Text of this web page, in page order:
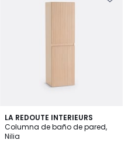
LA REDOUTE INTERIEURS
Columna de baño de pared,
Nilia
4
/
5